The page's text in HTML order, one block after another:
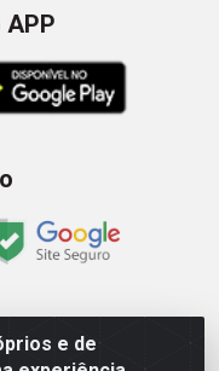
e de
APP
Senador Queiróz, 274